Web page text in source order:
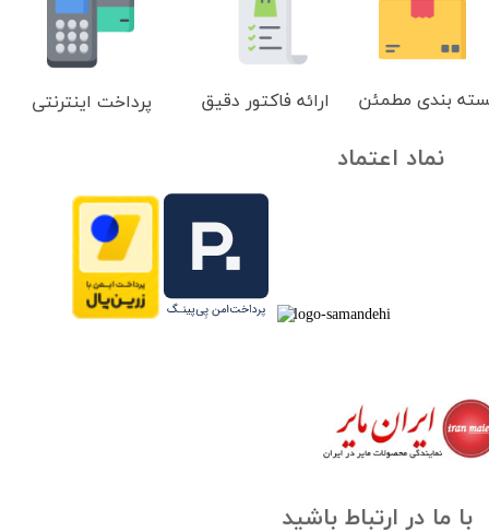
بندی مطمئن ارائه فاکتور دقیق پرداخت اینترنتی
نماد اعتماد
با ما در ارتباط باشید